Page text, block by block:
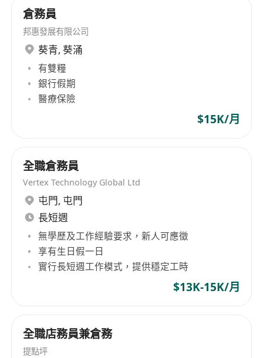
possess good Cantonese and basic English
skills, and understand written Chinese with
some knowledge of English. Although specific
products are not mentioned, it can be inferred
that its business is closely related to warehouse
management for import and export operations.
倉務員
邦惠發展有限公司
葵青, 葵涌
有雙糧
銀行假期
醫療保險
$15K/月
全職倉務員
Vertex Technology Global Ltd
屯門, 屯門
長短週
無學歷及工作經驗要求，新人可應徵
享有生日假一日
實行長短週工作模式，提供穩定工時
$13K-15K/月
全職店務員兼倉務
提點坪